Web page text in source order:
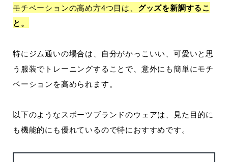
モチベーションの高め方4つ目は、 グッズを新調するこ
と。
特にジム通いの場合は、自分がかっこいい、可愛いと思
う服装でトレーニングすることで、意外にも簡単にモチ
ベーションを高められます。
以下のようなスポーツブランドのウェアは、見た目的に
も機能的にも優れているので特におすすめです。